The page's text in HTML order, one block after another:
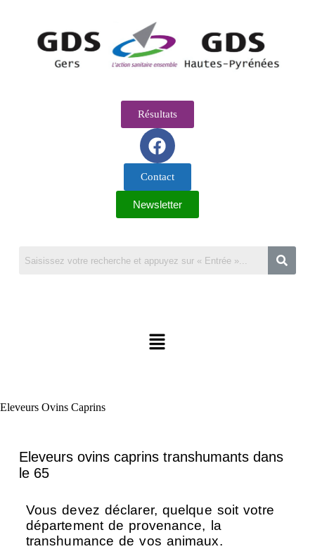
Résultats
Contact
Newsletter
Eleveurs Ovins Caprins
Eleveurs ovins caprins transhumants dans
le 65
Vous devez déclarer, quelque soit votre
département de provenance, la
transhumance de vos animaux.